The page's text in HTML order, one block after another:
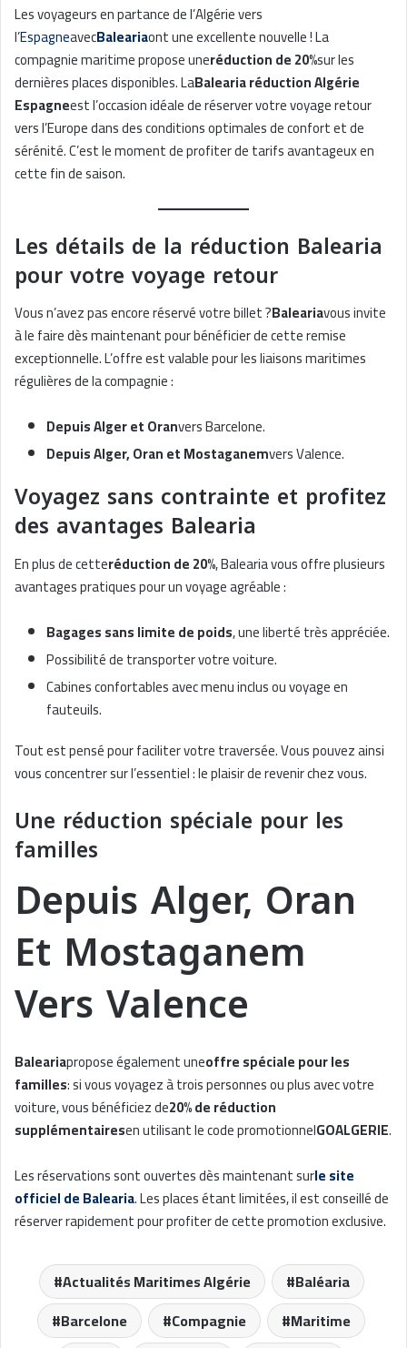
Les voyageurs en partance de l’Algérie vers
l’EspagneavecBaleariaont une excellente nouvelle ! La
compagnie maritime propose uneréduction de 20%sur les
dernières places disponibles. LaBalearia réduction Algérie
Espagneest l’occasion idéale de réserver votre voyage retour
vers l’Europe dans des conditions optimales de confort et de
sérénité. C’est le moment de profiter de tarifs avantageux en
cette fin de saison.
Les détails de la réduction Balearia
pour votre voyage retour
Vous n’avez pas encore réservé votre billet ?Baleariavous invite
à le faire dès maintenant pour bénéficier de cette remise
exceptionnelle. L’offre est valable pour les liaisons maritimes
régulières de la compagnie :
Depuis Alger et Oranvers Barcelone.
Depuis Alger, Oran et Mostaganemvers Valence.
Voyagez sans contrainte et profitez
des avantages Balearia
En plus de cetteréduction de 20%, Balearia vous offre plusieurs
avantages pratiques pour un voyage agréable :
Bagages sans limite de poids, une liberté très appréciée.
Possibilité de transporter votre voiture.
Cabines confortables avec menu inclus ou voyage en
fauteuils.
Tout est pensé pour faciliter votre traversée. Vous pouvez ainsi
vous concentrer sur l’essentiel : le plaisir de revenir chez vous.
Une réduction spéciale pour les
familles
Depuis Alger, Oran
Et Mostaganem
Vers Valence
Baleariapropose également uneoffre spéciale pour les
familles: si vous voyagez à trois personnes ou plus avec votre
voiture, vous bénéficiez de20% de réduction
supplémentairesen utilisant le code promotionnelGOALGERIE.
Les réservations sont ouvertes dès maintenant surle site
officiel de Balearia. Les places étant limitées, il est conseillé de
réserver rapidement pour profiter de cette promotion exclusive.
Actualités Maritimes Algérie
Baléaria
Barcelone
Compagnie
Maritime